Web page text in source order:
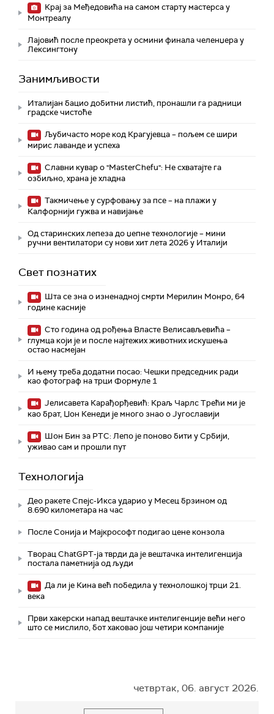
Крај за Међедовића на самом старту мастерса у
Монтреалу
Лајовић после преокрета у осмини финала челенџера у
Лексингтону
Занимљивости
Италијан бацио добитни листић, пронашли га радници
градске чистоће
Љубичасто море код Крагујевца – пољем се шири
мирис лаванде и успеха
Славни кувар о "MasterChefu": Не схватајте га
озбиљно, храна је хладна
Такмичење у сурфовању за псе – на плажи у
Калфорнији гужва и навијање
Од старинских лепеза до џепне технологије – мини
ручни вентилатори су нови хит лета 2026 у Италији
Свет познатих
Шта се зна о изненадној смрти Мерилин Монро, 64
године касније
Сто година од рођења Власте Велисављевића –
глумца који је и после најтежих животних искушења
остао насмејан
И њему треба додатни посао: Чешки председник ради
као фотограф на трци Формуле 1
Јелисавета Карађорђевић: Краљ Чарлс Трећи ми је
као брат, Џон Кенеди је много знао о Југославији
Шон Бин за РТС: Лепо је поново бити у Србији,
уживао сам и прошли пут
Технологијa
Део ракете Спејс-Икса ударио у Месец брзином од
8.690 километара на час
После Сонија и Мајкрософт подигао цене конзола
Творац ChatGPT-ја тврди да је вештачка интелигенција
постала паметнија од људи
Да ли је Кина већ победила у технолошкој трци 21.
века
Први хакерски напад вештачке интелигенције већи него
што се мислило, бот хаковао још четири компаније
четвртак, 06. август 2026.